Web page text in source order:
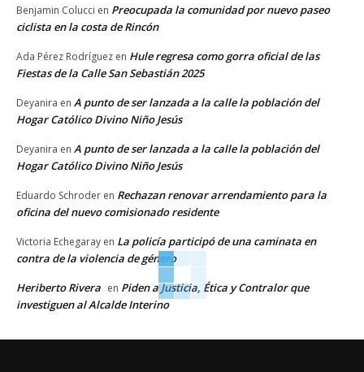
Benjamin Colucci en Preocupada la comunidad por nuevo paseo
ciclista en la costa de Rincón
Ada Pérez Rodríguez en Hule regresa como gorra oficial de las
Fiestas de la Calle San Sebastián 2025
Deyanira en A punto de ser lanzada a la calle la población del
Hogar Católico Divino Niño Jesús
Deyanira en A punto de ser lanzada a la calle la población del
Hogar Católico Divino Niño Jesús
Eduardo Schroder en Rechazan renovar arrendamiento para la
oficina del nuevo comisionado residente
Victoria Echegaray en La policía participó de una caminata en
contra de la violencia de género
Heriberto Rivera en Piden a Justicia, Ética y Contralor que
investiguen al Alcalde Interino